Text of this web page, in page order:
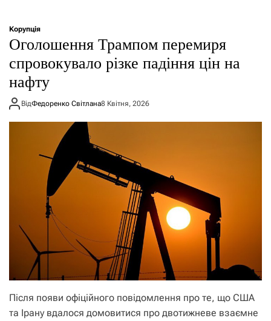
Корупція
Оголошення Трампом перемиря
спровокувало різке падіння цін на
нафту
ВідФедоренко Світлана8 Квітня, 2026
Після появи офіційного повідомлення про те, що США
та Ірану вдалося домовитися про двотижневе взаємне